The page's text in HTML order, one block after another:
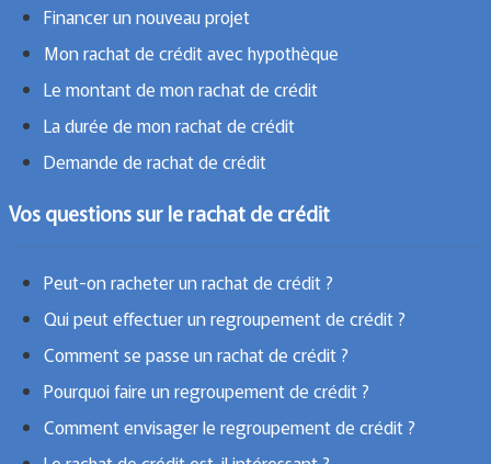
Financer un nouveau projet
Mon rachat de crédit avec hypothèque
Le montant de mon rachat de crédit
La durée de mon rachat de crédit
Demande de rachat de crédit
Vos questions sur le rachat de crédit
Peut-on racheter un rachat de crédit ?
Qui peut effectuer un regroupement de crédit ?
Comment se passe un rachat de crédit ?
Pourquoi faire un regroupement de crédit ?
Comment envisager le regroupement de crédit ?